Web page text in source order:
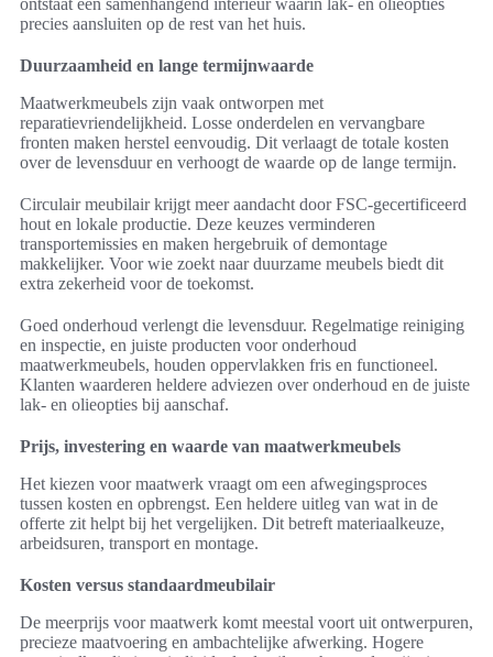
ontstaat een samenhangend interieur waarin lak- en olieopties
precies aansluiten op de rest van het huis.
Duurzaamheid en lange termijnwaarde
Maatwerkmeubels zijn vaak ontworpen met
reparatievriendelijkheid. Losse onderdelen en vervangbare
fronten maken herstel eenvoudig. Dit verlaagt de totale kosten
over de levensduur en verhoogt de waarde op de lange termijn.
Circulair meubilair krijgt meer aandacht door FSC-gecertificeerd
hout en lokale productie. Deze keuzes verminderen
transportemissies en maken hergebruik of demontage
makkelijker. Voor wie zoekt naar duurzame meubels biedt dit
extra zekerheid voor de toekomst.
Goed onderhoud verlengt die levensduur. Regelmatige reiniging
en inspectie, en juiste producten voor onderhoud
maatwerkmeubels, houden oppervlakken fris en functioneel.
Klanten waarderen heldere adviezen over onderhoud en de juiste
lak- en olieopties bij aanschaf.
Prijs, investering en waarde van maatwerkmeubels
Het kiezen voor maatwerk vraagt om een afwegingsproces
tussen kosten en opbrengst. Een heldere uitleg van wat in de
offerte zit helpt bij het vergelijken. Dit betreft materiaalkeuze,
arbeidsuren, transport en montage.
Kosten versus standaardmeubilair
De meerprijs voor maatwerk komt meestal voort uit ontwerpuren,
precieze maatvoering en ambachtelijke afwerking. Hogere